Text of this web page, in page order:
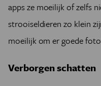
apps ze moeilijk of zelfs
strooiseldieren zo klein
moeilijk om er goede
Verborgen schatten